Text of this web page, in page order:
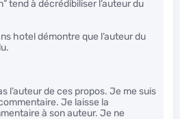
tend à décrédibiliser l’auteur du
hotel démontre que l’auteur du
l’auteur de ces propos. Je me suis
Je laisse la
à son auteur. Je ne